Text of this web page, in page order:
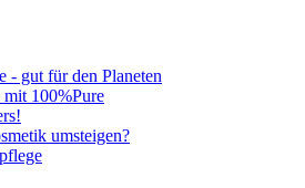
- gut für den Planeten
100%Pure
umsteigen?